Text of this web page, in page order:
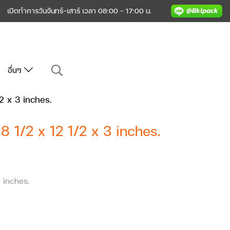
เปิดทำการวันจันทร์-เสาร์ เวลา 08:00 - 17:00 น.
อื่นๆ
x 3 inches.
1/2 x 12 1/2 x 3 inches.
inches.